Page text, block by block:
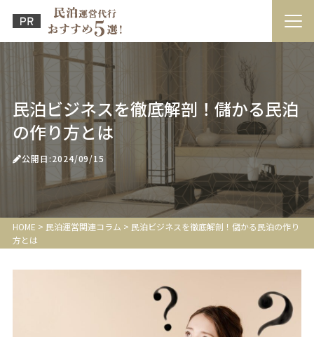
民泊ビジネスを徹底解剖！儲かる民泊
の作り方とは
公開日:2024/09/15
HOME > 民泊運営関連コラム > 民泊ビジネスを徹底解剖！儲かる民泊の作り
方とは